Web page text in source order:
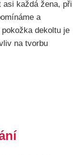
každá žena, při
a
dekoltu je
na tvorbu